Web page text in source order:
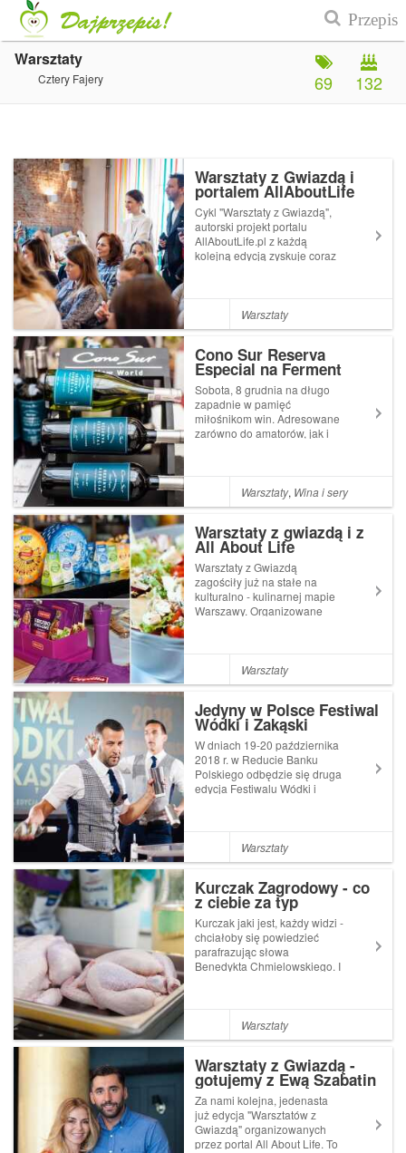
Warsztaty
Cztery Fajery 132
69
Warsztaty z Gwiazdą i
portalem AllAboutLife
Cykl "Warsztaty z Gwiazdą",
autorski projekt portalu
AllAboutLife.pl z każdą
kolejną edycją zyskuje coraz
możliwość kreatywnego
spędzenia czasu w miłym
Warsztaty
Cono Sur Reserva
Especial na Ferment
Show
Sobota, 8 grudnia na długo
zapadnie w pamięć
miłośnikom win. Adresowane
zarówno do amatorów, jak i
ponad 40 wystawców -
importerów win z całego
Warsztaty, Wina i sery
Warsztaty z gwiazdą i z
All About Life
Warsztaty z Gwiazdą
zagościły już na stałe na
kulturalno - kulinarnej mapie
Warszawy. Organizowane
gwiazd i renomowanych firm
to nie tylko wspaniała okazja
Warsztaty
Jedyny w Polsce Festiwal
Wódki i Zakąski
W dniach 19-20 października
2018 r. w Reducie Banku
Polskiego odbędzie się druga
edycja Festiwalu Wódki i
trunkowi oraz polskiej tradycji
wódki i zakąski.- Wódka z
Warsztaty
Kurczak Zagrodowy - co
z ciebie za typ
Kurczak jaki jest, każdy widzi -
chciałoby się powiedzieć
parafrazując słowa
Benedykta Chmielowskiego. I
jak wybrać tego
najsmaczniejszego i
zwrócić uwa...
Warsztaty
Warsztaty z Gwiazdą -
gotujemy z Ewą Szabatin
i Rafałem Maserakiem
Za nami kolejna, jedenasta
już edycja "Warsztatów z
Gwiazdą" organizowanych
przez portal All About Life. To